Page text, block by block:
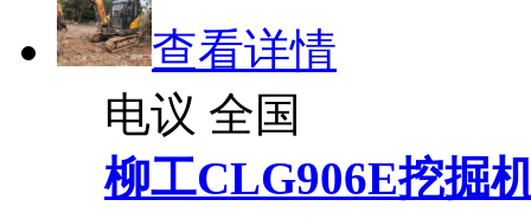
查看详情
电议 全国
柳工CLG906E挖掘